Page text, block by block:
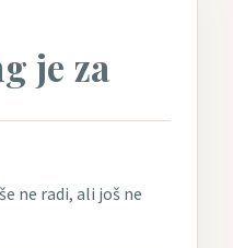
je za
ne radi, ali još ne